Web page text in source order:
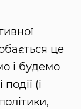
це
і будемо
(і